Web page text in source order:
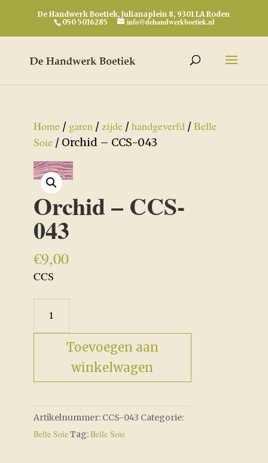
De Handwerk Boetiek, Julianaplein 8, 9301 LA Roden
050 5016285
info@dehandwerkboetiek.nl
Home/ garen/zijde/handgeverfd/Belle
Soie/ Orchid – CCS-043
Orchid – CCS-
043
€9,00
CCS
Toevoegen aan
winkelwagen
Artikelnummer: CCS-043 Categorie:
Belle SoieTag:Belle Soie